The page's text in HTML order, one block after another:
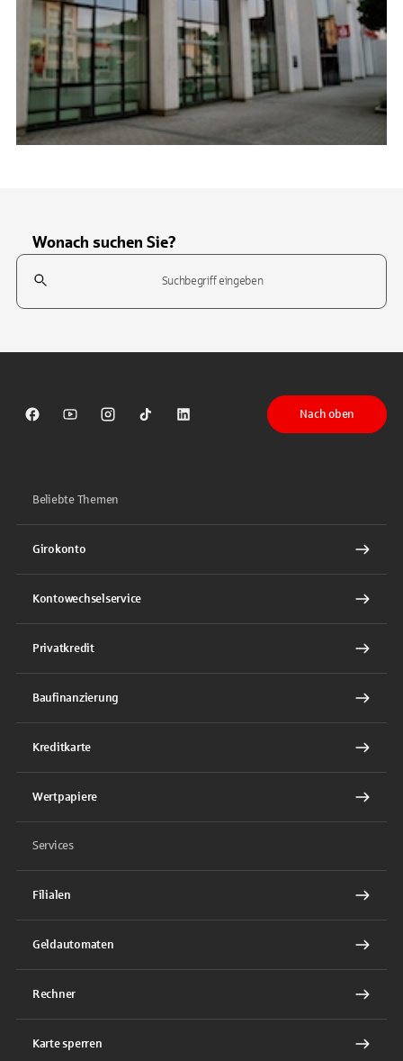
Wonach suchen Sie?
Suchfeld
Sparkasse auf Facebook
Sparkasse auf Youtube
Sparkasse auf Instagram
Sparkasse auf TikTok
Sparkasse auf LinkedIn
Nach oben
Beliebte Themen
Girokonto
Kontowechselservice
Privatkredit
Baufinanzierung
Kreditkarte
Wertpapiere
Services
Filialen
Geldautomaten
Rechner
Karte sperren